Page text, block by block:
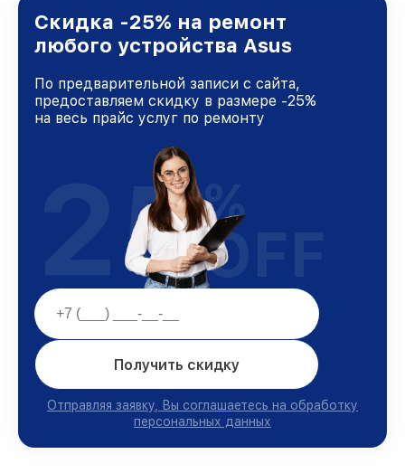
Новосибирске, постоянно повышая уровень
доверия и лояльности наших клиентов.
Скидка -25% на ремонт
любого устройства Asus
По предварительной записи с сайта,
предоставляем скидку в размере -25%
на весь прайс услуг по ремонту
Получить скидку
Отправляя заявку, Вы соглашаетесь на обработку
персональных данных
25%
OFF